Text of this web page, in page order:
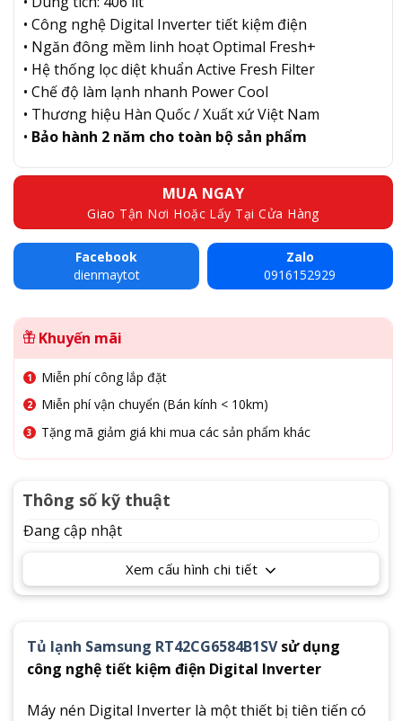
• Công nghệ Digital Inverter tiết kiệm điện
• Ngăn đông mềm linh hoạt Optimal Fresh+
• Hệ thống lọc diệt khuẩn Active Fresh Filter
• Chế độ làm lạnh nhanh Power Cool
• Thương hiệu Hàn Quốc / Xuất xứ Việt Nam
• Bảo hành 2 năm cho toàn bộ sản phẩm
MUA NGAY
Giao Tận Nơi Hoặc Lấy Tại Cửa Hàng
Facebook
dienmaytot
Zalo
0916152929
Khuyến mãi
Miễn phí công lắp đặt
Miễn phí vận chuyển (Bán kính < 10km)
Tặng mã giảm giá khi mua các sản phẩm khác
Tủ lạnh Samsung RT42CG6584B1SVsử dụng
công nghệ tiết kiệm điện Digital Inverter
Máy nén Digital Inverter là một thiết bị tiên tiến có
Thông số kỹ thuật
Đang cập nhật
Xem cấu hình chi tiết